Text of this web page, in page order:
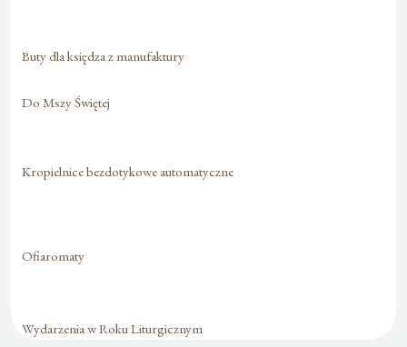
Buty dla księdza z manufaktury
Do Mszy Świętej
Kropielnice bezdotykowe automatyczne
Ofiaromaty
Wydarzenia w Roku Liturgicznym